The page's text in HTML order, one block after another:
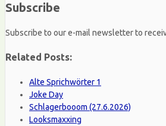
Subscribe
Subscribe to our e-mail newsletter to
Related Posts:
Alte Sprichwörter 1
Joke Day
Schlagerbooom (27.6.2026)
Looksmaxxing